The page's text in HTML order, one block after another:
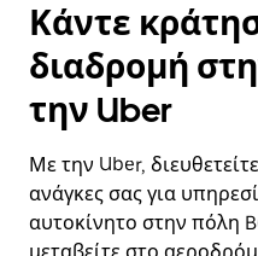
Κάντε
διαδρομή
την Uber
Με την Uber,
ανάγκες σας για
αυτοκίνητο στην πόλη